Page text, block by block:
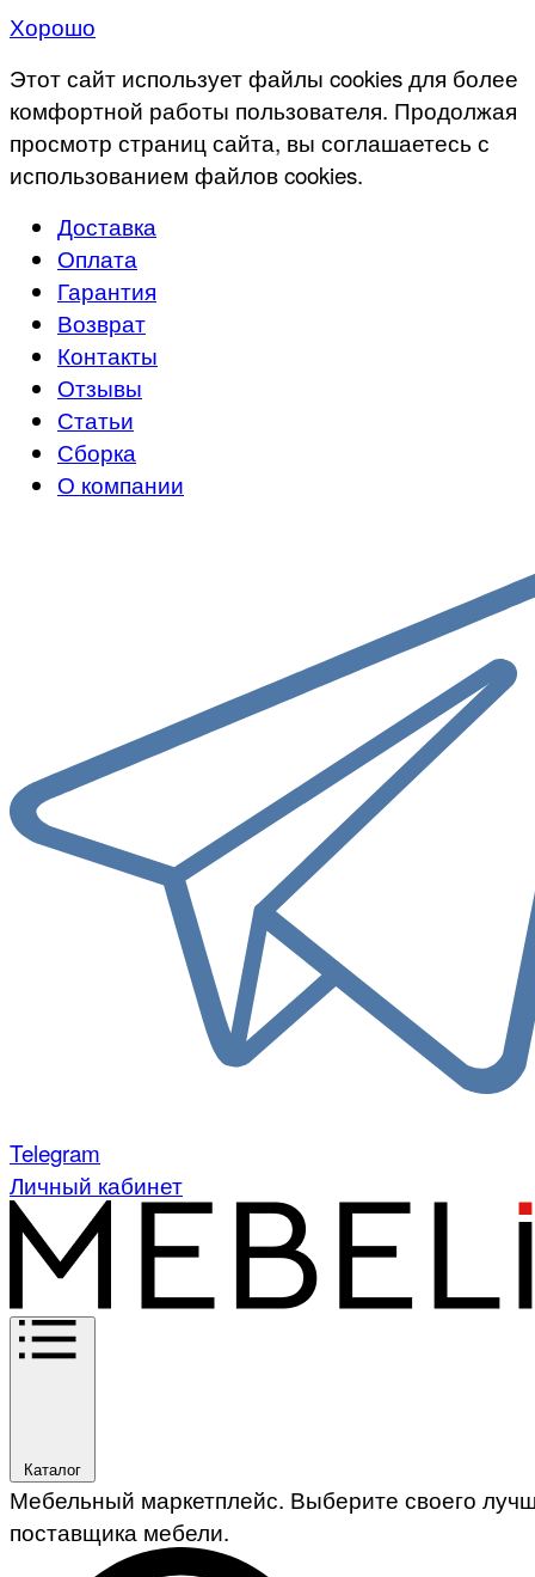
Хорошо
Этот сайт использует файлы cookies для более
комфортной работы пользователя. Продолжая
просмотр страниц сайта, вы соглашаетесь с
использованием файлов cookies.
Доставка
Оплата
Гарантия
Возврат
Контакты
Отзывы
Статьи
Сборка
О компании
Telegram
Личный кабинет
Каталог
Мебельный маркетплейс. Выберите своего
поставщика мебели.